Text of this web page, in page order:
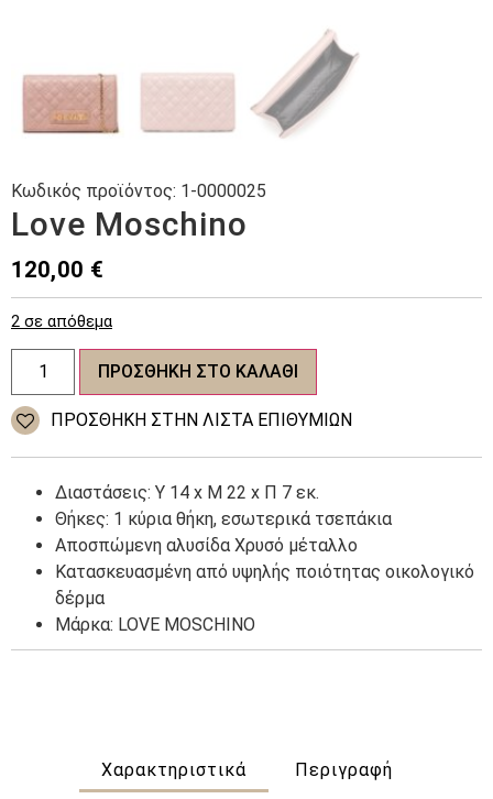
Love Moschino
120,00 €
Διαστάσεις: Υ 14 x Μ 22 x Π 7 εκ.
Θήκες: 1 κύρια θήκη, εσωτερικά τσεπάκια
Αποσπώμενη αλυσίδα Χρυσό μέταλλο
Κατασκευασμένη από υψηλής ποιότητας οικολογικό
δέρμα
Μάρκα: LOVE MOSCHINO
2 σε απόθεμα
Love
Moschino
ποσότητα
ΠΡΟΣΘΉΚΗ ΣΤΟ ΚΑΛΆΘΙ
ΠΡΌΣΘΉΚΗ ΣΤΗΝ ΛΊΣΤΑ ΕΠΙΘΥΜΙΏΝ
Κωδικός προϊόντος: 1-0000025
Χαρακτηριστικά
Περιγραφή